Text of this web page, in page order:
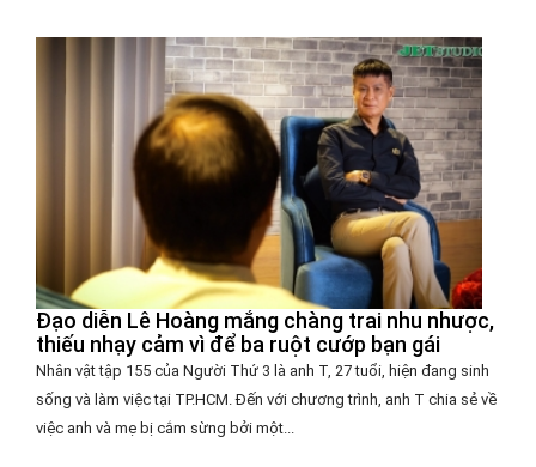
Đạo diễn Lê Hoàng mắng chàng trai nhu nhược,
thiếu nhạy cảm vì để ba ruột cướp bạn gái
Nhân vật tập 155 của Người Thứ 3 là anh T, 27 tuổi, hiện đang sinh
sống và làm việc tại TP.HCM. Đến với chương trình, anh T chia sẻ về
việc anh và mẹ bị cắm sừng bởi một...